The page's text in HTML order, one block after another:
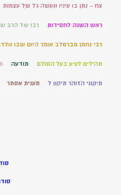
צח – נתן בו עיניו ונעשה גל של עצמות
ראש השנה לחסידות רבו של הרב
רבי נחמן מברסלב אומר היום שבו
תהילים לציון בעל הסולם תודעה
תיקוני הזוהר תיקון ל תענית אסתר